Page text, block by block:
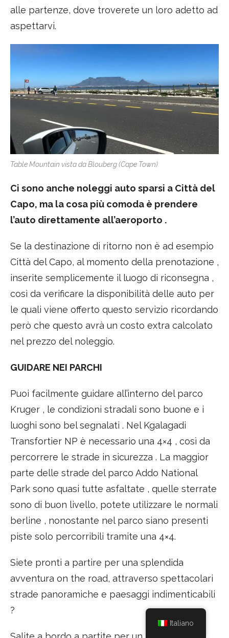
alle partenze, dove troverete un loro adetto ad
aspettarvi.
Table Mountain vista da Blouberg (Cape Town)
Ci sono anche noleggi auto sparsi a Città del
Capo, ma la cosa più comoda è prendere
l’auto direttamente all’aeroporto .
Se la destinazione di ritorno non è ad esempio
Città del Capo, al momento della prenotazione ,
inserite semplicemente il luogo di riconsegna ,
così da verificare la disponibilità delle auto per
le quali viene offerto questo servizio ricordando
però che questo avrà un costo extra calcolato
nel prezzo del noleggio.
GUIDARE NEI PARCHI
Puoi facilmente guidare all’interno del parco
Kruger , le condizioni stradali sono buone e i
luoghi sono bel segnalati . Nel Kgalagadi
Transfortier NP è necessario una 4×4 , così da
percorrere le strade in sicurezza . La maggior
parte delle strade del parco Addo National
Park sono quasi tutte asfaltate , quelle sterrate
sono di buon livello, potete utilizzare le normali
berline , nonostante nel parco siano presenti
piste solo percorribili tramite una 4×4.
Siete pronti a partire per una splendida
avventura on the road, attraverso spettacolari
strade panoramiche e paesaggi indimenticabili
?
Italiano